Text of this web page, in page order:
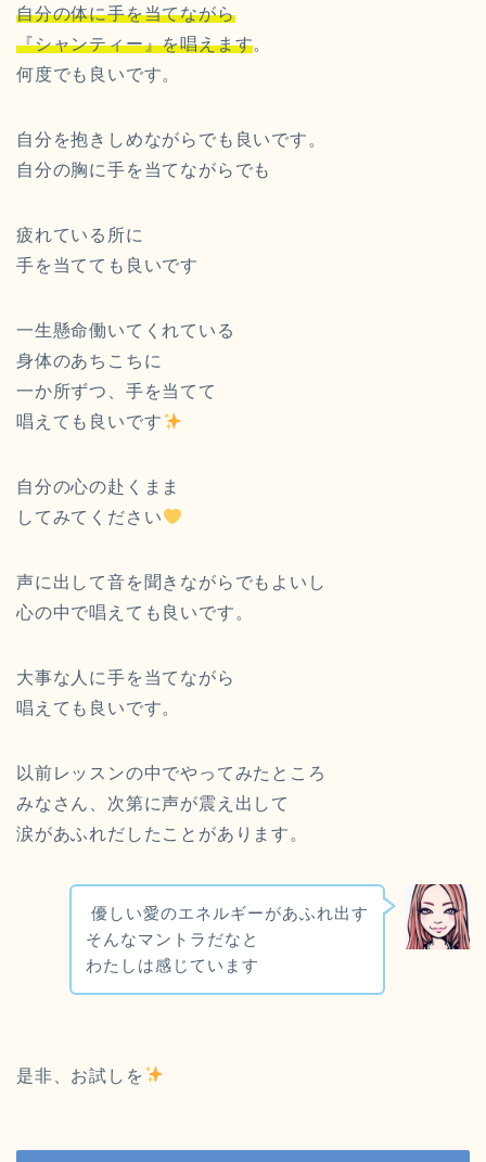
自分の体に手を当てながら
『シャンティー』を唱えます。
何度でも良いです。
自分を抱きしめながらでも良いです。
自分の胸に手を当てながらでも
疲れている所に
手を当てても良いです
一生懸命働いてくれている
身体のあちこちに
一か所ずつ、手を当てて
唱えても良いです
自分の心の赴くまま
してみてください
声に出して音を聞きながらでもよいし
心の中で唱えても良いです。
大事な人に手を当てながら
唱えても良いです。
以前レッスンの中でやってみたところ
みなさん、次第に声が震え出して
涙があふれだしたことがあります。
優しい愛のエネルギーがあふれ出す
そんなマントラだなと
わたしは感じています
是非、お試しを